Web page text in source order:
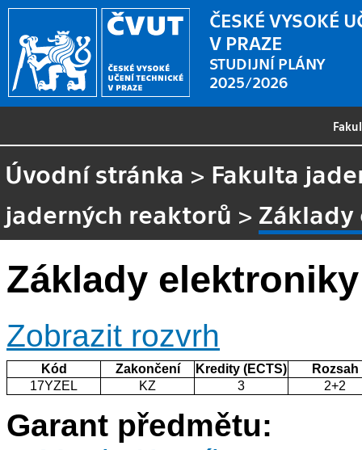
ČESKÉ VYSOKÉ
V PRAZE
STUDIJNÍ PLÁNY
2025/2026
Úvodní stránka > Fakulta
jaderných reaktorů >
Základy elektroniky
Zobrazit rozvrh
Kód Zakončení Kredity (ECTS)
Rozsah
17YZEL
KZ 3 2+2
Garant předmětu: